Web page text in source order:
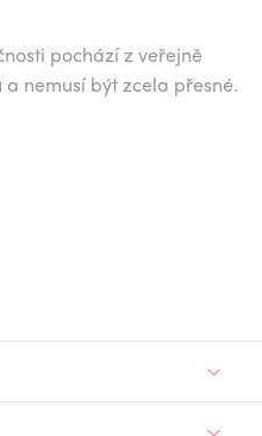
pochází z veřejně
nemusí být zcela přesné.